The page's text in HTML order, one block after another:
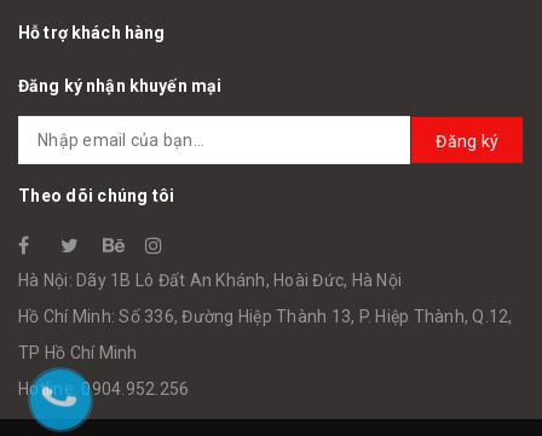
Hỗ trợ khách hàng
Đăng ký nhận khuyến mại
Đăng ký
Theo dõi chúng tôi
Hà Nội: Dãy 1B Lô Đất An Khánh, Hoài Đức, Hà Nội
Hồ Chí Minh: Số 336, Đường Hiệp Thành 13, P. Hiệp Thành, Q.12,
TP Hồ Chí Minh
Hotline: 0904.952.256